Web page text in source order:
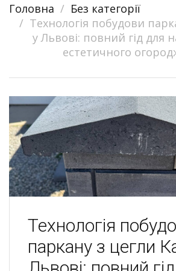
navigation
Головна
Без категорії
Технологія побудови
у Львові: повний гід для
естетичного
Технологія
паркану з цегли